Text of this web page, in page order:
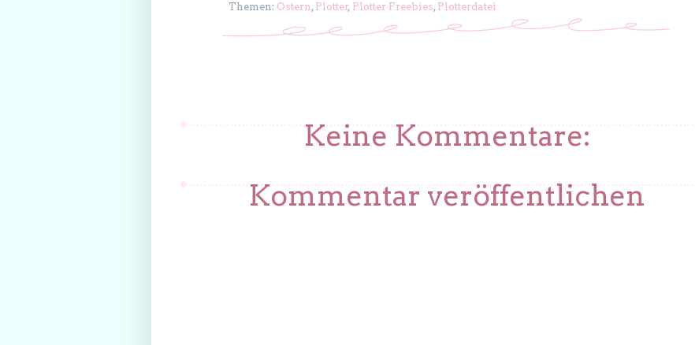
Themen: Ostern, Plotter, Plotter Freebies, Plotterdatei
Keine Kommentare:
Kommentar veröffentlichen